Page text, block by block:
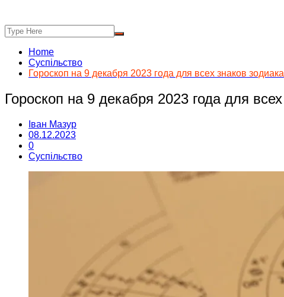
Home
Суспільство
Гороскоп на 9 декабря 2023 года для всех знаков зодиака
Гороскоп на 9 декабря 2023 года для
Іван Мазур
08.12.2023
0
Суспільство